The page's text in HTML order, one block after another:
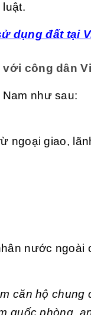
dụng đất tại
công dân
như sau:
ngoại giao,
nước
căn hộ chung
quốc phòng,